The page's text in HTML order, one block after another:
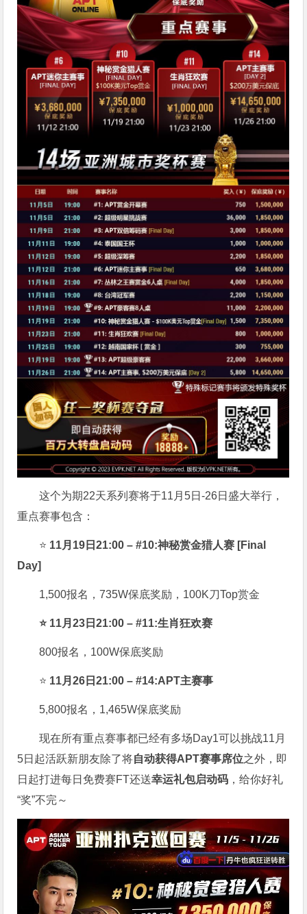
这个为期22天系列赛将于11月5日-26日盛大举行，
重点赛事包含：
⭐ 11月19日21:00 – #10:神秘赏金猎人赛 [Final
Day]
1,500报名，735W保底奖励，100K刀Top赏金
⭐ 11月23日21:00 – #11:生肖狂欢赛
800报名，100W保底奖励
⭐ 11月26日21:00 – #14:APT主赛事
5,800报名，1,465W保底奖励
现在所有重点赛事都已经有多场Day1可以挑战11月
5日起活跃新朋友除了将自动获得APT赛事席位之外，即
日起打进每日免费赛FT还送幸运礼包启动码 ，给你好礼
“奖”不完～